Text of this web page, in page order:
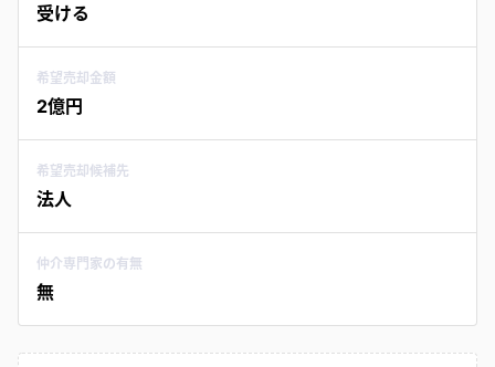
受ける
希望売却金額
2億円
希望売却候補先
法人
仲介専門家の有無
無